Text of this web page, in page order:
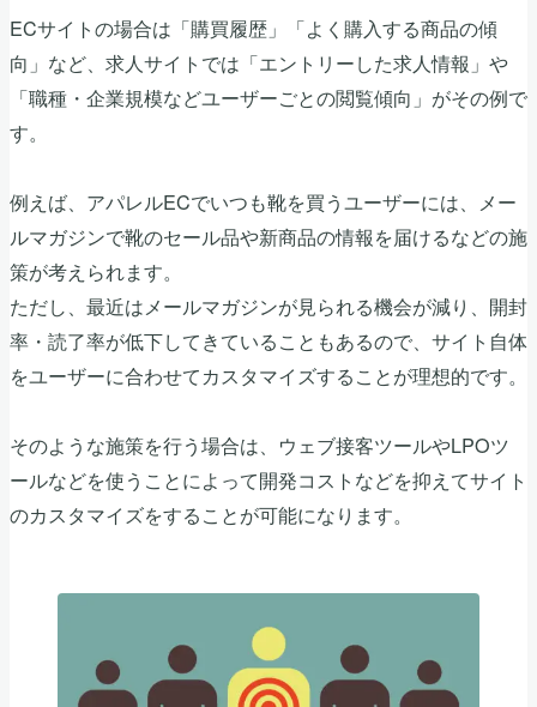
ECサイトの場合は「購買履歴」「よく購入する商品の傾
向」など、求人サイトでは「エントリーした求人情報」や
「職種・企業規模などユーザーごとの閲覧傾向」がその例で
す。
例えば、アパレルECでいつも靴を買うユーザーには、メー
ルマガジンで靴のセール品や新商品の情報を届けるなどの施
策が考えられます。
ただし、最近はメールマガジンが見られる機会が減り、開封
率・読了率が低下してきていることもあるので、サイト自体
をユーザーに合わせてカスタマイズすることが理想的です。
そのような施策を行う場合は、ウェブ接客ツールやLPOツ
ールなどを使うことによって開発コストなどを抑えてサイト
のカスタマイズをすることが可能になります。